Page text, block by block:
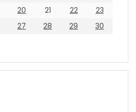
20 21 22
23
27 28 29
30